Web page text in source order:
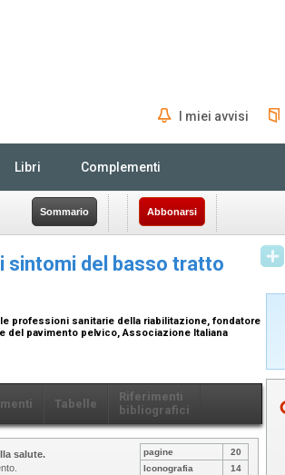
I miei avvisi
Libri Complementi
Sommario Abbonarsi
sintomi del basso tratto
professioni sanitarie della riabilitazione, fondatore
del pavimento pelvico, Associazione Italiana
Tabelle
Riferimenti
bibliografici
salute.
pagine
20
Iconografia
14